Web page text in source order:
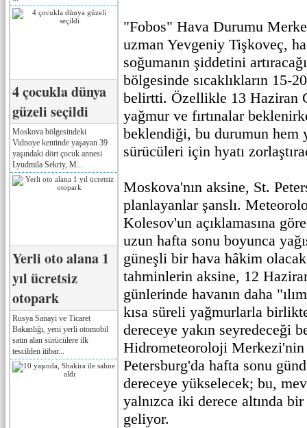
4 çocukla dünya
güzeli seçildi
Moskova bölgesindeki
Vidnoye kentinde yaşayan 39
yaşındaki dört çocuk annesi
Lyudmila Sekriy, M...
Yerli oto alana 1
yıl ücretsiz
otopark
Rusya Sanayi ve Ticaret
Bakanlığı, yeni yerli otomobil
satın alan sürücülere ilk
tescilden itibar...
"Fobos" Hava Durumu
uzman Yevgeniy Tişkoveç,
soğumanın şiddetini
bölgesinde sıcaklıkların 15-
belirtti. Özellikle 13 Haziran
yağmur ve fırtınalar
beklendiği, bu durumun hem
sürücüleri için hyatı
Moskova'nın aksine, St.
planlayanlar şanslı.
Kolesov'un açıklamasına
uzun hafta sonu boyunca
güneşli bir hava hâkim
tahminlerin aksine, 12
günlerinde havanın daha
kısa süreli yağmurlarla
dereceye yakın seyredeceği
Hidrometeoroloji
Petersburg'da hafta sonu
dereceye yükselecek; bu,
yalnızca iki derece altında bir
geliyor.